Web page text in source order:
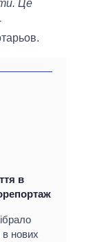
Це
в
нових